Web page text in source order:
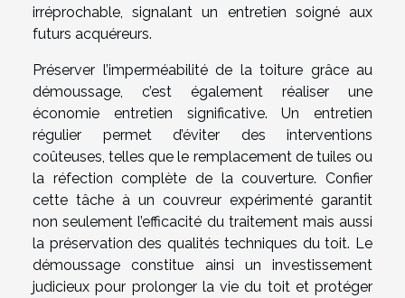
irréprochable, signalant un entretien soigné aux
futurs acquéreurs.
Préserver l’imperméabilité de la toiture grâce au
démoussage, c’est également réaliser une
économie entretien significative. Un entretien
régulier permet d’éviter des interventions
coûteuses, telles que le remplacement de tuiles ou
la réfection complète de la couverture. Confier
cette tâche à un couvreur expérimenté garantit
non seulement l’efficacité du traitement mais aussi
la préservation des qualités techniques du toit. Le
démoussage constitue ainsi un investissement
judicieux pour prolonger la vie du toit et protéger